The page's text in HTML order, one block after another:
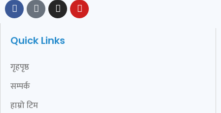
Quick Links
गृहपृष्ठ
सम्पर्क
हाम्रो टिम